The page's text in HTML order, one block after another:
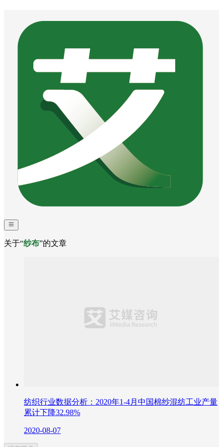
关于“纱布”的文章
纺织行业数据分析：2020年1-4月中国棉纱混纺工业产量
累计下降32.98%
2020-08-07